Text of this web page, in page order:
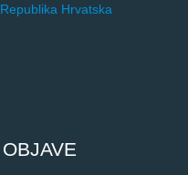
Hrvatska